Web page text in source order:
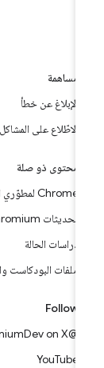
مساهمة
الإبلاغ عن خطأ
الاطّلاع على المشاكل
محتوى ذو صلة
Chrome لمطوّري البرامج
تحديثات Chromium
دراسات الحالة
ملفات البودكاست
Follow
YouTube